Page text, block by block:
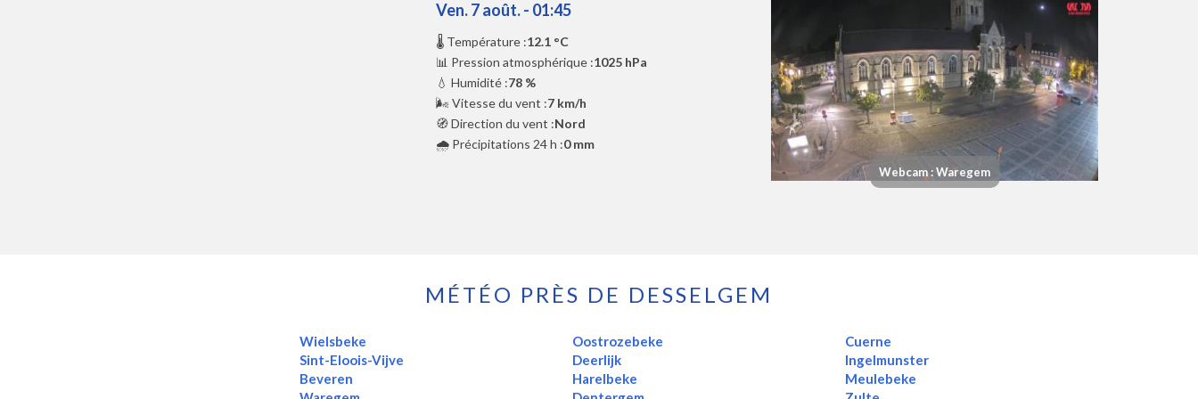
Ven. 7 août. - 01:45
🌡️ Température :12.1 °C
📊 Pression atmosphérique :1025 hPa
💧 Humidité :78 %
🌬️ Vitesse du vent :7 km/h
🧭 Direction du vent :Nord
🌧️ Précipitations 24 h :0 mm
Webcam : Waregem
MÉTÉO PRÈS DE DESSELGEM
Wielsbeke
Sint-Eloois-Vijve
Beveren
Oostrozebeke
Deerlijk
Harelbeke
Cuerne
Ingelmunster
Meulebeke